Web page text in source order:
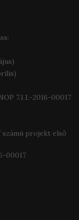
7.1.1.-2016-00017
számú projekt első
00017